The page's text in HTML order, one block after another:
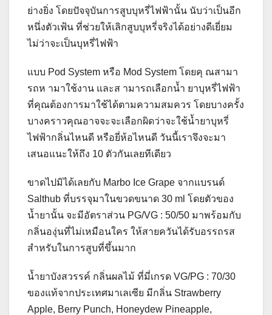
ย่างยิ่ง โดยปัจจุบันการสูบบุหรี่ไฟฟ้านั้น นับว่าเป็นอีก
หนึ่งตัวเฟ้น ที่ช่วยให้เลิกสูบบุหรี่จริงได้อย่างดีเยี่ยม
ไม่ว่าจะเป็นบุหรี่ไฟฟ้า
แบบ Pod System หรือ Mod System โดยคุ ณสามา
รถห ามาใช้งาน และส ามารถเลือกน้ำ ยาบุหรี่ไฟฟ้า
ที่คุณต้องการมาใช้ได้ตามความสมควร โดยบางครั้ง
บางคราวคุณอาจจะจะเลือกผิดว่าจะใช้น้ำยาบุหรี่
ไฟฟ้ากลิ่นไหนดี หรือยี่ห้อไหนดี วันนี้เราจึงจะมา
เสนอแนะให้ถึง 10 ตัวกันเลยทีเดียว
ขาดไปมิได้เลยกับ Marbo Ice Grape จากแบรนด์
Salthub ที่บรรจุมาในขวดขนาด 30 ml โดยตัวของ
น้ำยานั้น จะมีอัตราส่วน PG/VG : 50/50 มาพร้อมกับ
กลิ่นองุ่นที่ไม่เหมือนใคร ให้สายควันได้รับอรรถรส
สำหรับในการสูบที่ขึ้นมาก
น้ำยาบังสวรรค์ กลิ่นผลไม้ ที่มี่เกรด VG/PG : 70/30
ของแท้จากประเทศมาเลเซีย มีกลิ่น Strawberry
Apple, Berry Punch, Honeydew Pineapple,